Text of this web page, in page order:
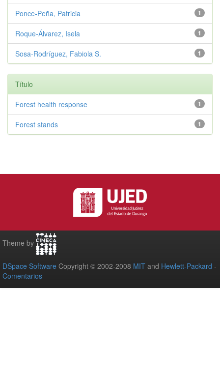
1
Ponce-Peña, Patricia
1
Roque-Álvarez, Isela
1
Sosa-Rodríguez, Fabiola S.
Título
1
Forest health response
1
Forest stands
Theme by
DSpace Software Copyright © 2002-2008 MIT and Hewlett-Packard -
Comentarios